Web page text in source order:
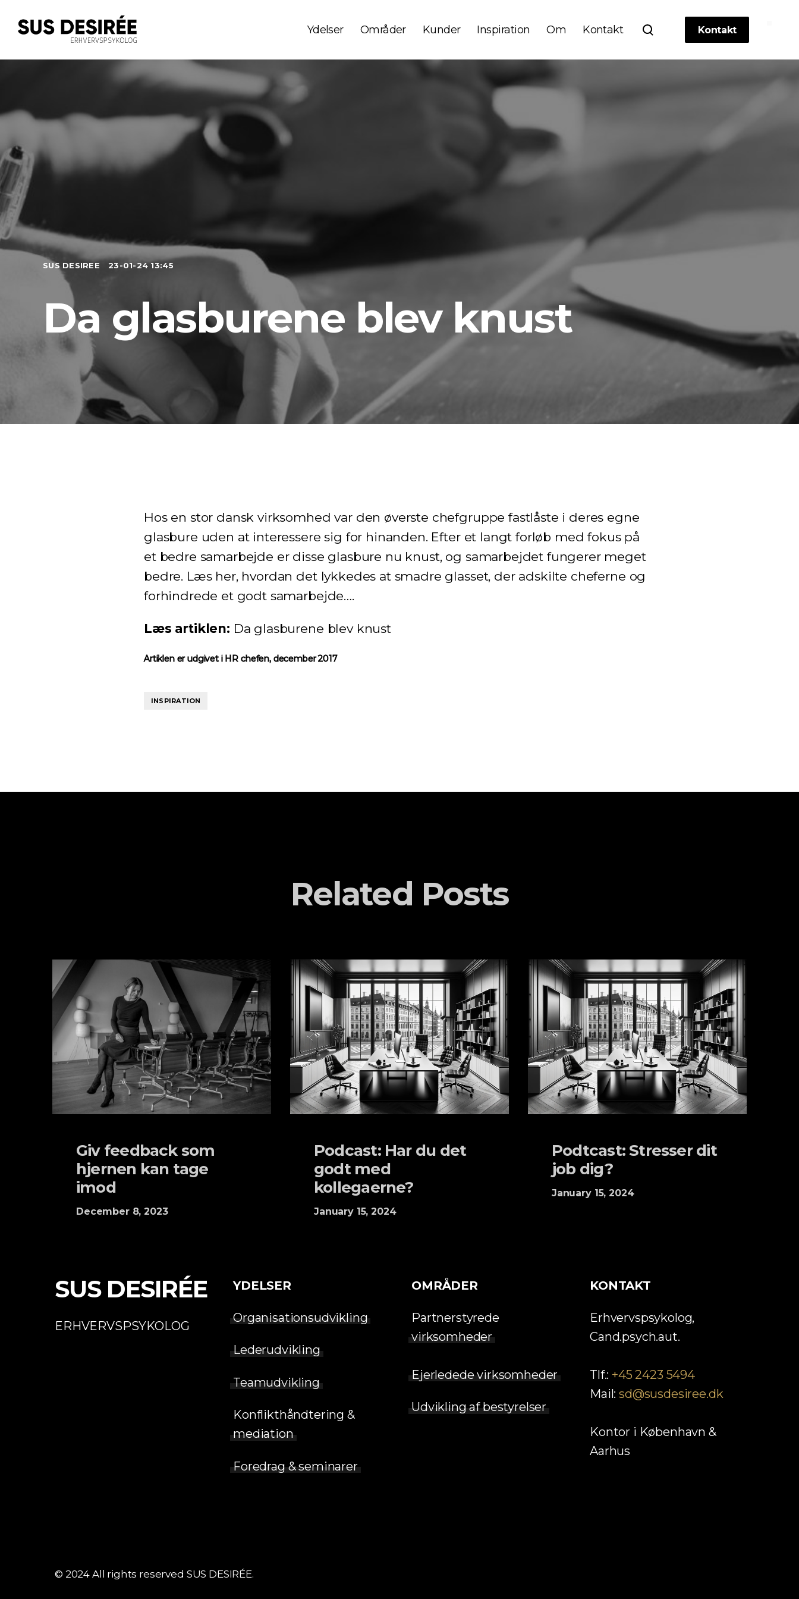
Ydelser Områder Kunder Inspiration Om Kontakt Kontakt
SUS DESIREE 23-01-24 13:45
Da glasburene blev knust
Hos en stor dansk virksomhed var den øverste chefgruppe fastlåste i deres egne
glasbure uden at interessere sig for hinanden. Efter et langt forløb med fokus på
et bedre samarbejde er disse glasbure nu knust, og samarbejdet fungerer meget
bedre. Læs her, hvordan det lykkedes at smadre glasset, der adskilte cheferne og
forhindrede et godt samarbejde….
Læs artiklen: Da glasburene blev knust
Artiklen er udgivet i HR chefen, december 2017
INSPIRATION
Related Posts
Giv feedback som
hjernen kan tage
imod
December 8, 2023
Podcast: Har du det
godt med
kollegaerne?
January 15, 2024
Podtcast: Stresser dit
job dig?
January 15, 2024
SUS DESIRÉE
ERHVERVSPSYKOLOG
YDELSER
Organisationsudvikling
Lederudvikling
Teamudvikling
Konflikthåndtering &
mediation
Foredrag & seminarer
OMRÅDER
Partnerstyrede
virksomheder
Ejerledede virksomheder
Udvikling af bestyrelser
KONTAKT
Erhvervspsykolog,
Cand.psych.aut.
Tlf.: +45 2423 5494
Mail:sd@susdesiree.dk
Kontor i København &
Aarhus
© 2024 All rights reserved SUS DESIRÉE.